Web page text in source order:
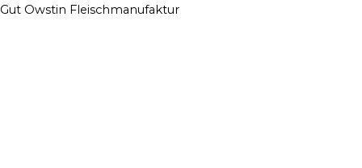
Zum
Gut Owstin Fleischmanufaktur
Menü
Menü
Menü